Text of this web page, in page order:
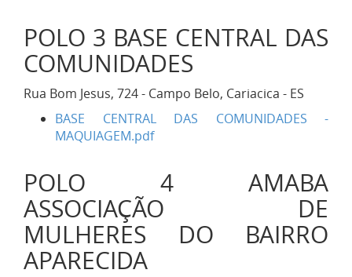
POLO 3 BASE CENTRAL DAS
COMUNIDADES
Rua Bom Jesus, 724 - Campo Belo, Cariacica - ES
BASE CENTRAL DAS COMUNIDADES -
MAQUIAGEM.pdf
POLO 4 AMABA
ASSOCIAÇÃO DE
MULHERES DO BAIRRO
APARECIDA